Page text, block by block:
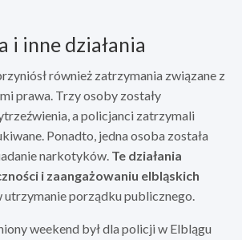
i inne działania
również zatrzymania związane z
prawa. Trzy osoby zostały
a policjanci zatrzymali
Ponadto, jedna osoba została
narkotyków. Te działania
i zaangażowaniu elbląskich
utrzymanie porządku publicznego.
weekend był dla policji w Elblągu